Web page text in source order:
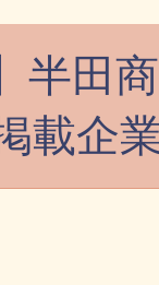
半
載企